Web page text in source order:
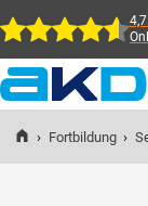
AKDB Anstalt für
Kommunale
Datenverarbeitung in
Newsroom
› Fortbildung ›